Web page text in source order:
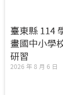
臺東縣 114
畫國中小學
研習
2026 年 8 月 6 日